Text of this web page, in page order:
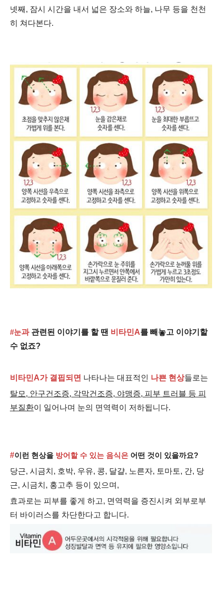
넷째, 잠시 시간을 내서 넓은 장소와 하늘, 나무 등을 천천
히 쳐다본다.
#눈과 관련된 이야기를 할 땐 비타민A를 빼놓고 이야기할
수 없죠?
비타민A가 결핍 되면 나타나는 대표적인 나쁜 현상들로는
탈모, 안구건조증, 각막건조증, 야맹증, 피부 트러블 등 피
부질환이 일어나며 눈의 면역력이 저하됩니다.
#이런 현상을 방어할 수 있는 음식은 어떤 것이 있을까요?
당근, 시금치, 호박, 우유, 콩, 달걀, 노른자, 토마토, 간, 당
근, 시금치, 홍고추 등이 있으며,
효과로는 피부를 좋게 하고, 면역력을 증진시켜 외부로부
터 바이러스를 차단한다고 합니다.